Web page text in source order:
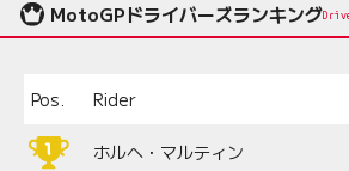
MotoGPドライバーズランキング
Pos. Rider
ホルヘ・マルティン